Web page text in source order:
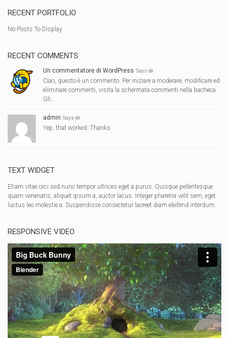
RECENT PORTFOLIO
No Posts To Display
RECENT COMMENTS
Un commentatore di WordPress Says
Ciao, questo è un commento. Per iniziare a moderare, modificare ed
eliminare commenti, visita la schermata commenti nella bacheca.
Gli…
admin Says
Yep, that worked. Thanks
TEXT WIDGET
Etiam vitae orci sed nunc tempor ultrices eget a purus. Quisque pellentesque
quam venenatis, aliquet ipsum a, auctor lacus. Integer pharetra velit sem, eget
luctus leo molestie a. Suspendisse consectetur laoreet diam eleifend interdum.
RESPONSIVE VIDEO